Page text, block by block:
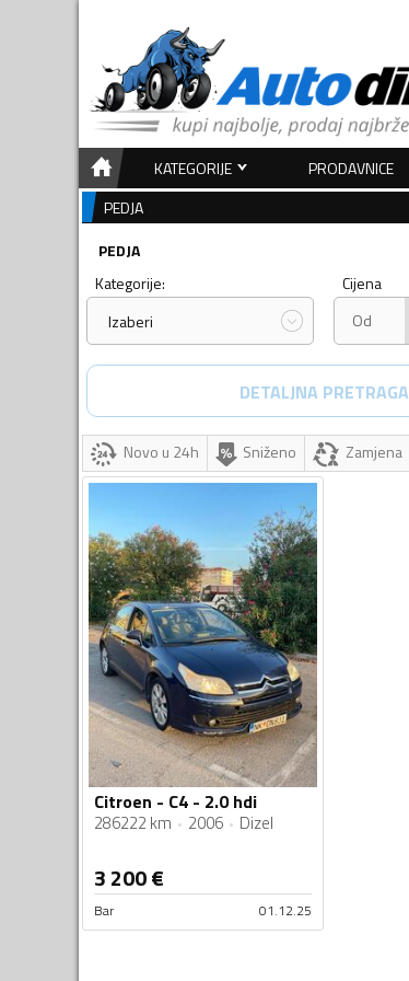
KATEGORIJE PRODAVNICE
PEDJA
PEDJA
Kategorije:
Izaberi
Cijena
DETALJNA PRETRAGA
Novo u 24h Sniženo Zamjena
Citroen - C4 - 2.0 hdi
286222 km 2006 Dizel
3 200€
Bar 01.12.25